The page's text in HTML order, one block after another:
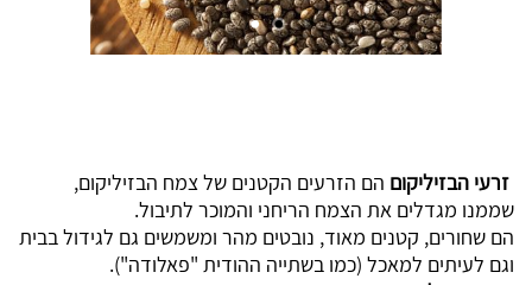
זרעי הבזיליקום הם הזרעים הקטנים של צמח הבזיליקום,
שממנו מגדלים את הצמח הריחני והמוכר לתיבול.
הם שחורים, קטנים מאוד, נובטים מהר ומשמשים גם לגידול בבית
וגם לעיתים למאכל (כמו בשתייה ההודית "פאלודה").